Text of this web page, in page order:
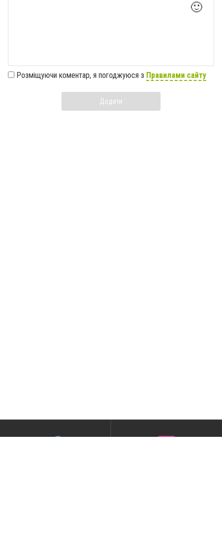
🙂
Розміщуючи коментар, я погоджуюся з Правилами сайту
Додати